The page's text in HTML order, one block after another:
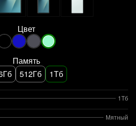
Цвет
Память
512Гб 1Тб
1Тб
Мятный